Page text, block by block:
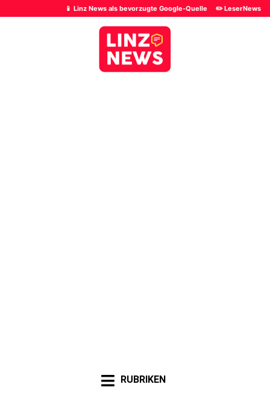
📱 Linz News als bevorzugte Google-Quelle ✏️ LeserNews
RUBRIKEN